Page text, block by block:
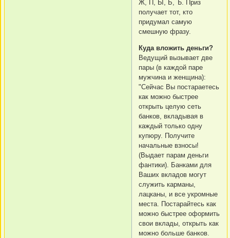
Ж, П, Ы, Ь, Ъ. Приз
получает тот, кто
придумал самую
смешную фразу.
Куда вложить деньги?
Ведущий вызывает две
пары (в каждой паре
мужчина и женщина):
"Сейчас Вы постараетесь
как можно быстрее
открыть целую сеть
банков, вкладывая в
каждый только одну
купюру. Получите
начальные взносы!
(Выдает парам деньги
фантики). Банками для
Ваших вкладов могут
служить карманы,
лацканы, и все укромные
места. Постарайтесь как
можно быстрее оформить
свои вклады, открыть как
можно больше банков.